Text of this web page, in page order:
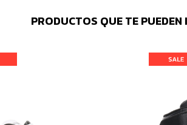
PRODUCTOS QUE TE PUEDEN